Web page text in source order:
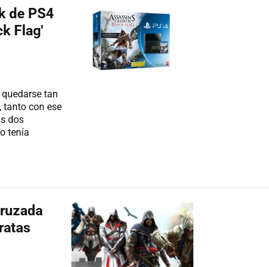
de PS4
Flag'
tan
tanto con ese
dos
tenía